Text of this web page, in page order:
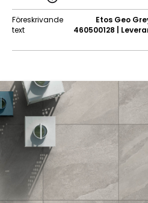
Föreskrivande
text
Etos Geo
460500128 |